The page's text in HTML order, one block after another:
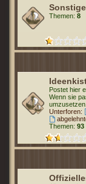
Themen: 8
Postet hier
Wenn sie
umzusetzen.
Unterforen:
Themen: 93